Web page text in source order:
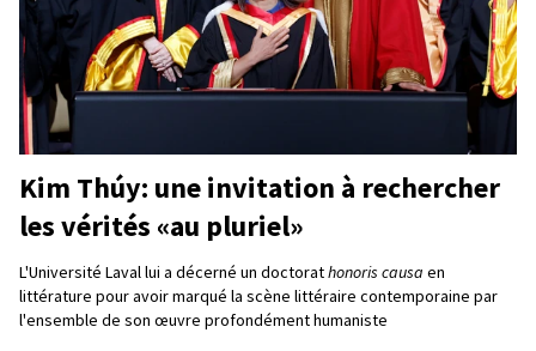
Kim Thúy: une invitation à rechercher
les vérités «au pluriel»
L'Université Laval lui a décerné un doctorathonoris causa en
littérature pour avoir marqué la scène littéraire contemporaine par
l'ensemble de son œuvre profondément humaniste